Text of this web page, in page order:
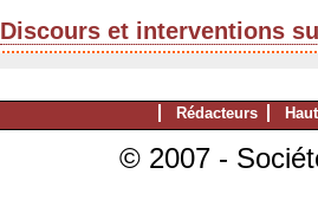
Discours et interventions
Rédacteurs
© 2007 -